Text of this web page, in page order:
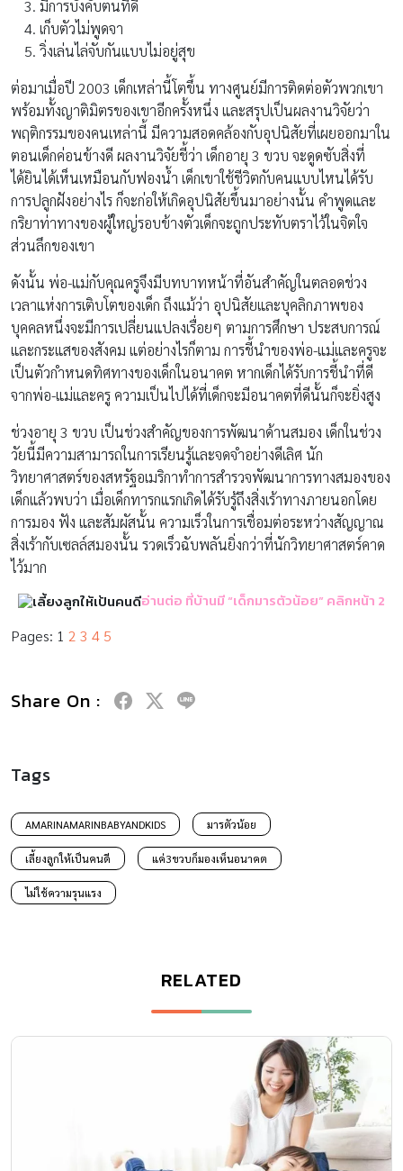
มีการบังคับตนที่ดี
เก็บตัวไม่พูดจา
วิ่งเล่นไล่จับกันแบบไม่อยู่สุข
ต่อมาเมื่อปี 2003 เด็กเหล่านี้โตขึ้น ทางศูนย์มีการติดต่อตัวพวกเขา
พร้อมทั้งญาติมิตรของเขาอีกครั้งหนึ่ง และสรุปเป็นผลงานวิจัยว่า
พฤติกรรมของคนเหล่านี้ มีความสอดคล้องกับอุปนิสัยที่เผยออกมาใน
ตอนเด็กค่อนข้างดี ผลงานวิจัยชี้ว่า เด็กอายุ 3 ขวบ จะดูดซับสิ่งที่
ได้ยินได้เห็นเหมือนกับฟองน้ำ เด็กเขาใช้ชีวิตกับคนแบบไหนได้รับ
การปลูกฝังอย่างไร ก็จะก่อให้เกิดอุปนิสัยขึ้นมาอย่างนั้น คำพูดและ
กริยาท่าทางของผู้ใหญ่รอบข้างตัวเด็กจะถูกประทับตราไว้ในจิตใจ
ส่วนลึกของเขา
ดังนั้น พ่อ-แม่กับคุณครูจึงมีบทบาทหน้าที่อันสำคัญในตลอดช่วง
เวลาแห่งการเติบโตของเด็ก ถึงแม้ว่า อุปนิสัยและบุคลิกภาพของ
บุคคลหนึ่งจะมีการเปลี่ยนแปลงเรื่อยๆ ตามการศึกษา ประสบการณ์
และกระแสของสังคม แต่อย่างไรก็ตาม การชี้นำของพ่อ-แม่และครูจะ
เป็นตัวกำหนดทิศทางของเด็กในอนาคต หากเด็กได้รับการชี้นำที่ดี
จากพ่อ-แม่และครู ความเป็นไปได้ที่เด็กจะมีอนาคตที่ดีนั้นก็จะยิ่งสูง
ช่วงอายุ 3 ขวบ เป็นช่วงสำคัญของการพัฒนาด้านสมอง เด็กในช่วง
วัยนี้มีความสามารถในการเรียนรู้และจดจำอย่างดีเลิศ นัก
วิทยาศาสตร์ของสหรัฐอเมริกาทำการสำรวจพัฒนาการทางสมองของ
เด็กแล้วพบว่า เมื่อเด็กทารกแรกเกิดได้รับรู้ถึงสิ่งเร้าทางภายนอกโดย
การมอง ฟัง และสัมผัสนั้น ความเร็วในการเชื่อมต่อระหว่างสัญญาณ
สิ่งเร้ากับเซลล์สมองนั้น รวดเร็วฉับพลันยิ่งกว่าที่นักวิทยาศาสตร์คาด
ไว้มาก
อ่านต่อ ที่บ้านมี “เด็กมารตัวน้อย” คลิกหน้า 2
Pages: 1 2 3 4 5
Share On :
Tags
AMARINAMARINBABYANDKIDS มารตัวน้อย
เลี้ยงลูกให้เป็นคนดี แค่3ขวบก็มองเห็นอนาคต
ไม่ใช้ความรุนแรง
RELATED